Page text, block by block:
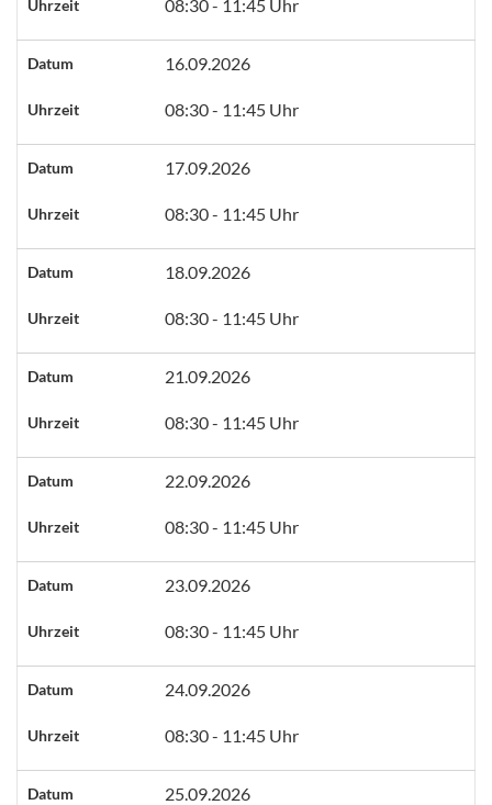
Uhrzeit 08:30 - 11:45 Uhr
Datum 16.09.2026
Uhrzeit 08:30 - 11:45 Uhr
Datum 17.09.2026
Uhrzeit 08:30 - 11:45 Uhr
Datum 18.09.2026
Uhrzeit 08:30 - 11:45 Uhr
Datum 21.09.2026
Uhrzeit 08:30 - 11:45 Uhr
Datum 22.09.2026
Uhrzeit 08:30 - 11:45 Uhr
Datum 23.09.2026
Uhrzeit 08:30 - 11:45 Uhr
Datum 24.09.2026
Uhrzeit 08:30 - 11:45 Uhr
Datum 25.09.2026